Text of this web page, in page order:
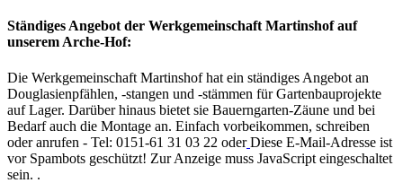
Ständiges Angebot der Werkgemeinschaft Martinshof auf
unserem Arche-Hof:
Die Werkgemeinschaft Martinshof hat ein ständiges Angebot an
Douglasienpfählen, -stangen und -stämmen für Gartenbauprojekte
auf Lager. Darüber hinaus bietet sie Bauerngarten-Zäune und bei
Bedarf auch die Montage an. Einfach vorbeikommen, schreiben
oder anrufen - Tel: 0151-61 31 03 22 oder Diese E-Mail-Adresse ist
vor Spambots geschützt! Zur Anzeige muss JavaScript eingeschaltet
sein. .